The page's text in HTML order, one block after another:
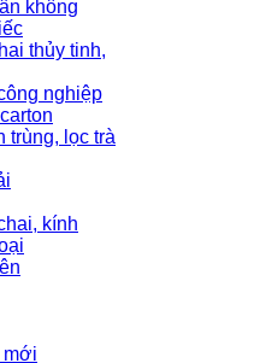
không
thủy tinh,
nghiệp
trùng, lọc trà
kính
mới